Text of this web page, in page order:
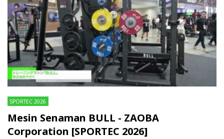
SPORTEC 2026
Mesin Senaman BULL - ZAOBA
Corporation [SPORTEC 2026]